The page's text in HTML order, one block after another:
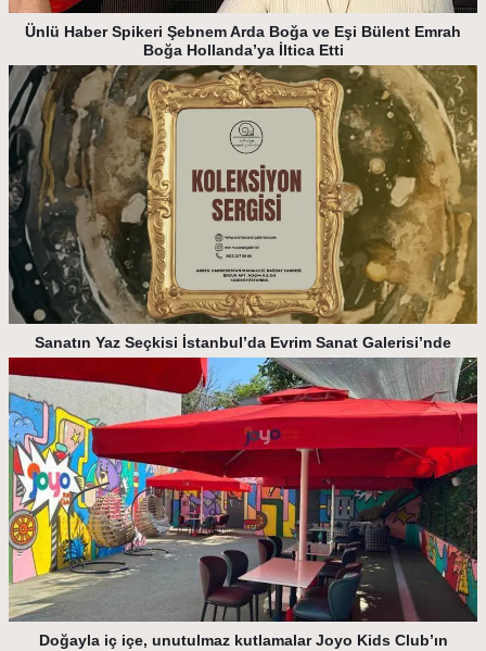
Ünlü Haber Spikeri Şebnem Arda Boğa ve Eşi Bülent Emrah
Boğa Hollanda’ya İltica Etti
Sanatın Yaz Seçkisi İstanbul’da Evrim Sanat Galerisi’nde
Doğayla iç içe, unutulmaz kutlamalar Joyo Kids Club’ın